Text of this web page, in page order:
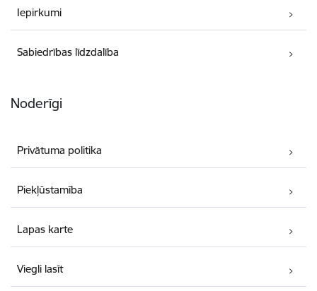
Iepirkumi
Sabiedrības līdzdalība
Noderīgi
Privātuma politika
Piekļūstamība
Lapas karte
Viegli lasīt